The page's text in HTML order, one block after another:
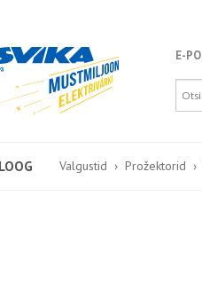
E-
Valgustid Prožektorid